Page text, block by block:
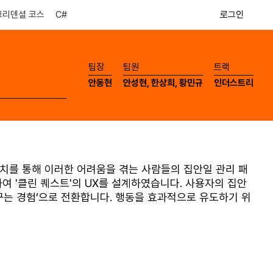
덴셜 코스 C# 로그인
​팀장
안동현
​팀원
안성현, 한상희, 황민규
​트랙
인더스트리
를 통해 이러한 어려움을 겪는 사람들의 집안일 관리 패
'클린 퀘스트'의 UX를 설계하였습니다. 사용자의 집안
경험’으로 전환합니다. 행동을 효과적으로 유도하기 위